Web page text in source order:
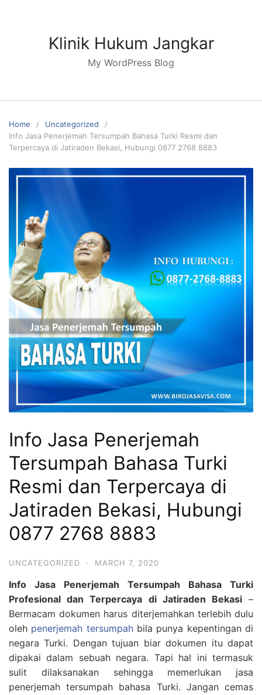
Klinik Hukum Jangkar
My WordPress Blog
Home
Uncategorized
Info Jasa Penerjemah Tersumpah Bahasa Turki Resmi dan
Terpercaya di Jatiraden Bekasi, Hubungi 0877 2768 8883
Info Jasa Penerjemah
Tersumpah Bahasa Turki
Resmi dan Terpercaya di
Jatiraden Bekasi, Hubungi
0877 2768 8883
UNCATEGORIZED · MARCH 7, 2020
Info Jasa Penerjemah Tersumpah Bahasa Turki
Profesional dan Terpercaya di Jatiraden Bekasi–
Bermacam dokumen harus diterjemahkan terlebih dulu
oleh penerjemah tersumpahbila punya kepentingan di
negara Turki. Dengan tujuan biar dokumen itu dapat
dipakai dalam sebuah negara. Tapi hal ini termasuk
sulit dilaksanakan sehingga memerlukan jasa
penerjemah tersumpah bahasa Turki. Jangan cemas